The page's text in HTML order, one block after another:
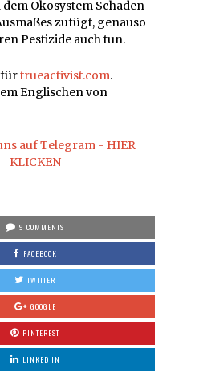
Ökosystem Schaden
zufügt, genauso
Pestizide auch tun.
fürtrueactivist.com.
Englischen von
auf Telegram - HIER
KLICKEN
9 COMMENTS
FACEBOOK
TWITTER
GOOGLE
PINTEREST
LINKED IN